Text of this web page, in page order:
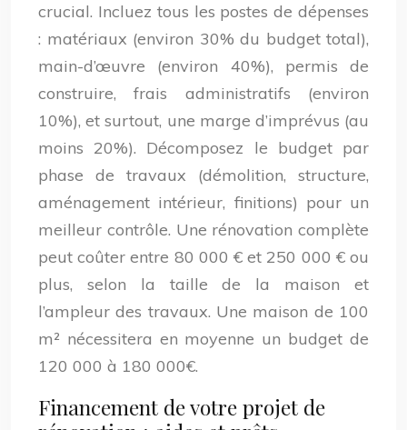
crucial. Incluez tous les postes de dépenses
: matériaux (environ 30% du budget total),
main-d’œuvre (environ 40%), permis de
construire, frais administratifs (environ
10%), et surtout, une marge d’imprévus (au
moins 20%). Décomposez le budget par
phase de travaux (démolition, structure,
aménagement intérieur, finitions) pour un
meilleur contrôle. Une rénovation complète
peut coûter entre 80 000 € et 250 000 € ou
plus, selon la taille de la maison et
l’ampleur des travaux. Une maison de 100
m² nécessitera en moyenne un budget de
120 000 à 180 000€.
Financement de votre projet de